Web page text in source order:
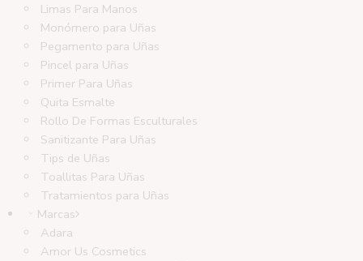
Limas Para Manos
Monómero para Uñas
Pegamento para Uñas
Pincel para Uñas
Primer Para Uñas
Quita Esmalte
Rollo De Formas Esculturales
Sanitizante Para Uñas
Tips de Uñas
Toallitas Para Uñas
Tratamientos para Uñas
Marcas
Adara
Amor Us Cosmetics